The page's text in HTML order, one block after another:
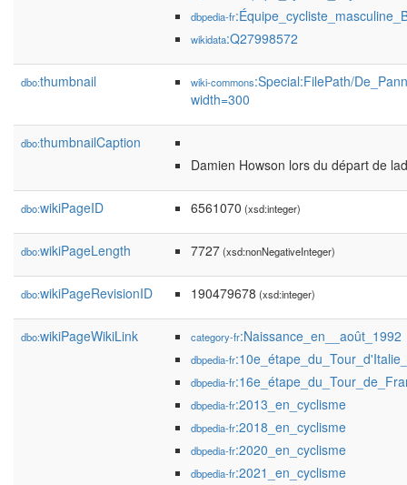
dbpedia-fr
wikidata:Q27998572
dbo:thumbnail wiki-commons:Special:FilePath/
width=300
dbo:thumbnailCaption
Damien Howson lors du départ de
dbo:wikiPageID 6561070 (xsd:integer)
dbo:wikiPageLength 7727(xsd:nonNegativeInteger)
dbo:wikiPageRevisionID 190479678 (xsd:integer)
dbo:wikiPageWikiLink category-fr:Naissance_en__août_1992
dbpedia-fr
dbpedia-fr
dbpedia-fr:2013_en_cyclisme
dbpedia-fr:2018_en_cyclisme
dbpedia-fr:2020_en_cyclisme
dbpedia-fr:2021_en_cyclisme